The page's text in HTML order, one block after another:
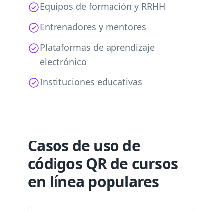
Equipos de formación y RRHH
Entrenadores y mentores
Plataformas de aprendizaje
electrónico
Instituciones educativas
Casos de uso de
códigos QR de cursos
en línea populares